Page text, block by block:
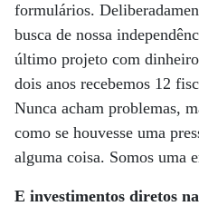
formulários.
busca de nossa
último projeto com
dois anos recebemos 12
Nunca acham problemas,
como se houvesse uma
alguma coisa. Somos uma
E investimentos diretos